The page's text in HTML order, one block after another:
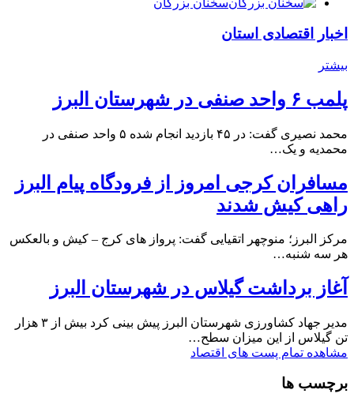
سخنان بزرگان
اخبار اقتصادی استان
بیشتر
پلمب ۶ واحد صنفی در شهرستان البرز
محمد نصیری گفت: در ۴۵ بازدید انجام شده ۵ واحد صنفی در
محمدیه و یک…
مسافران کرجی امروز از فرودگاه پیام البرز
راهی کیش شدند
مرکز البرز؛ منوچهر اتقیایی گفت: پرواز های کرج – کیش و بالعکس
هر سه شنبه…
آغاز برداشت گیلاس در شهرستان البرز
مدیر جهاد کشاورزی شهرستان البرز پیش بینی کرد بیش از ۳ هزار
تن گیلاس از این میزان سطح…
مشاهده تمام پست های اقتصاد
برچسب ها